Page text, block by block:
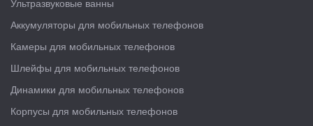
Ультразвуковые ванны
Аккумуляторы для мобильных телефонов
Камеры для мобильных телефонов
Шлейфы для мобильных телефонов
Динамики для мобильных телефонов
Корпусы для мобильных телефонов